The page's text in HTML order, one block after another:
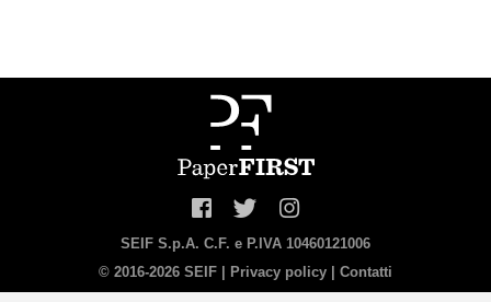
SEIF S.p.A. C.F. e P.IVA 10460121006
© 2016-2026 SEIF | Privacy policy | Contatti